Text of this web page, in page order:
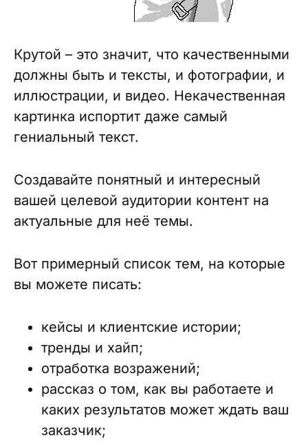
Крутой – это значит, что качественными
должны быть и тексты, и фотографии, и
иллюстрации, и видео. Некачественная
картинка испортит даже самый
гениальный текст.
Создавайте понятный и интересный
вашей целевой аудитории контент на
актуальные для неё темы.
Вот примерный список тем, на которые
вы можете писать:
кейсы и клиентские истории;
тренды и хайп;
отработка возражений;
рассказ о том, как вы работаете и
каких результатов может ждать ваш
заказчик;